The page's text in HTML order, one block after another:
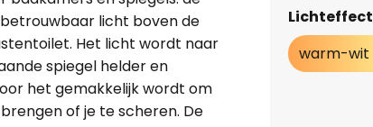
licht boven de
Het licht wordt naar
spiegel helder en
het gemakkelijk wordt om
of je te scheren. De
Lichteffect
warm-wit